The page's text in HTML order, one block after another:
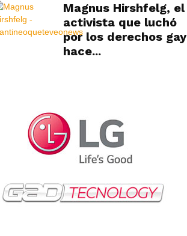
Magnus Hirshfelg, el
activista que luchó
por los derechos gay
hace...